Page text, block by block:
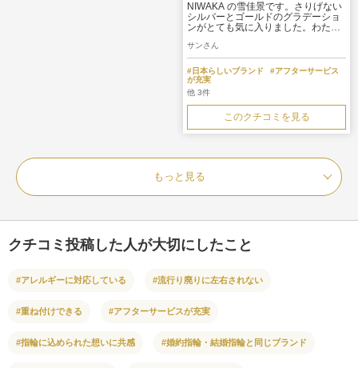
NIWAKA の雪佳景です。さりげない
シルバーとゴールドのグラデーショ
ンがとても気に入りました。わたし
で、肌にも馴染みます。中央のダイ
ヤモンドもシンプルながらかわいさ
があるところがポイントです。
サンさん
#日本らしいブランド
#アフターサービス
が充実
他 3件
このクチコミを見る
もっと見る
クチコミ投稿した人が大切にしたこと
#アレルギーに対応している #流行り廃りに左右されない
#重ね付けできる #アフターサービスが充実
#指輪に込められた想いに共感 #婚約指輪・結婚指輪と同じブランド